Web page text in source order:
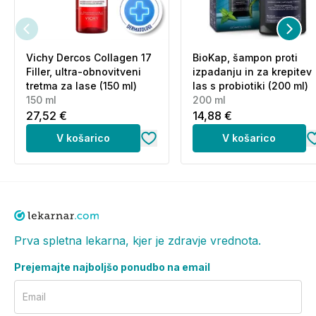
lahko kot del vsakodnevne nege ali kot zaščito pred
poškodbami.
Katere ključne sestavine vsebuje
to olje za lase?
Olje vsebuje edinstveno mešanico ricinusovega olja,
datljevega olja in olja abesinskega poljuba, ki skupaj
zagotavljajo globinsko hranjenje, obnovo in zaščito
las.
priporočljivo za suhe, poškodovane ali barvane lase,
ki potrebujejo dodatno nego in zaščito pred
izsušitvijo.
Koliko olja je v enem pakiranju?
Vichy Dercos Collagen 17
Filler, ultra-obnovitveni
tretma za lase (150 ml)
150 ml
27,52 €
V košarico
BioKap, šampon proti
izpadanju in za krepitev
las s probiotiki (200 ml)
200 ml
14,88 €
V košarico
Prva spletna lekarna, kjer je zdravje vrednota.
Prejemajte najboljšo ponudbo na email
Email